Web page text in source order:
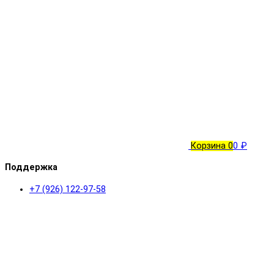
Корзина 00 ₽
Поддержка
+7 (926) 122-97-58